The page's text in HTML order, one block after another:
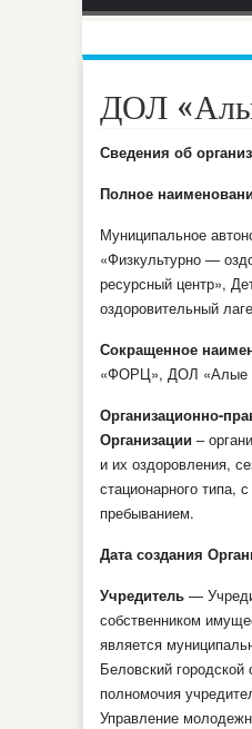
ДОЛ
Сведения об
Полное
Муниципальное
«Физкультурно —
ресурсный центр»,
оздоровительный
Сокращенное
«ФОРЦ», ДОЛ «Алые
Организационно-
Организации –
и их оздоровления,
стационарного типа,
пребыванием.
Дата создания
Учредитель —
собственником
является
Беловский городской
полномочия
Управление